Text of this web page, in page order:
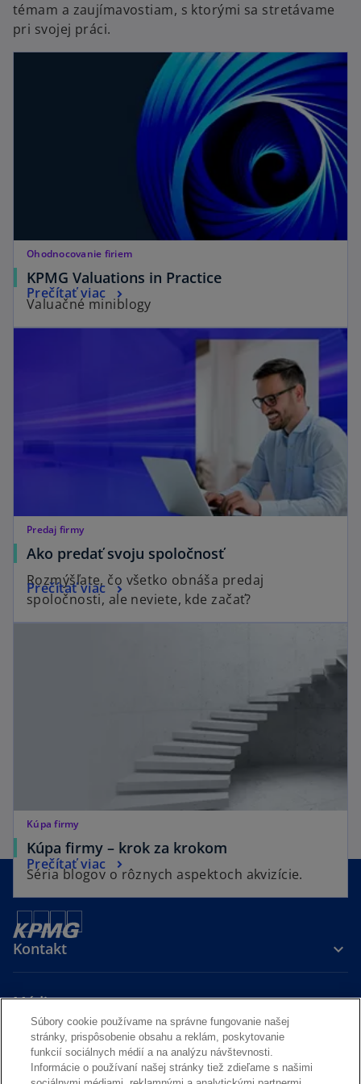
témam a zaujímavostiam, s ktorými sa stretávame
pri svojej práci.
Ohodnocovanie firiem
KPMG Valuations in Practice
Valuačné miniblogy
Prečítať viac
Predaj firmy
Ako predať svoju spoločnosť
Rozmýšľate, čo všetko obnáša predaj
spoločnosti, ale neviete, kde začať?
Prečítať viac
Kúpa firmy
Kúpa firmy – krok za krokom
Séria blogov o rôznych aspektoch akvizície.
Prečítať viac
Kontakt
Média
Kariéra
Súbory cookie používame na správne fungovanie našej
stránky, prispôsobenie obsahu a reklám, poskytovanie
funkcií sociálnych médií a na analýzu návštevnosti.
Informácie o používaní našej stránky tiež zdieľame s našimi